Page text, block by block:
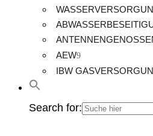
AEW
IBW
Search for: